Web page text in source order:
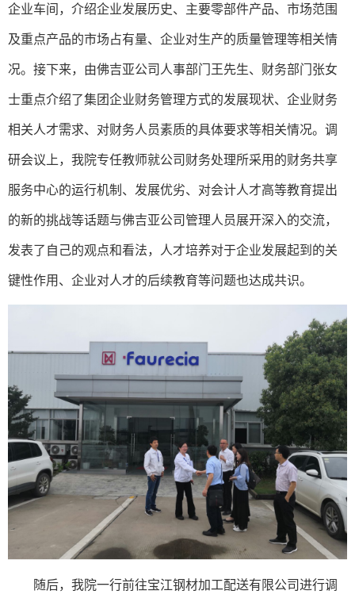
企业车间，介绍企业发展历史、主要零部件产品、市场范围
及重点产品的市场占有量、企业对生产的质量管理等相关情
况。接下来，由佛吉亚公司人事部门王先生、财务部门张女
士重点介绍了集团企业财务管理方式的发展现状、企业财务
相关人才需求、对财务人员素质的具体要求等相关情况。调
研会议上，我院专任教师就公司财务处理所采用的财务共享
服务中心的运行机制、发展优劣、对会计人才高等教育提出
的新的挑战等话题与佛吉亚公司管理人员展开深入的交流，
发表了自己的观点和看法，人才培养对于企业发展起到的关
键性作用、企业对人才的后续教育等问题也达成共识。
随后，我院一行前往宝江钢材加工配送有限公司进行调